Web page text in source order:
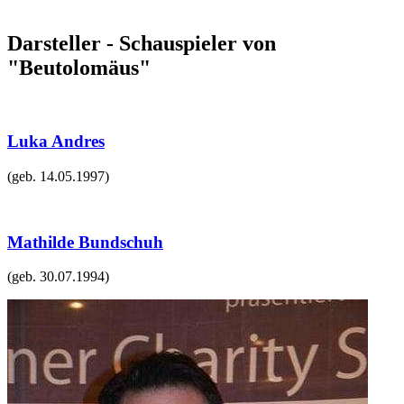
Darsteller - Schauspieler von
"Beutolomäus"
Luka Andres
(geb. 14.05.1997)
Mathilde Bundschuh
(geb. 30.07.1994)